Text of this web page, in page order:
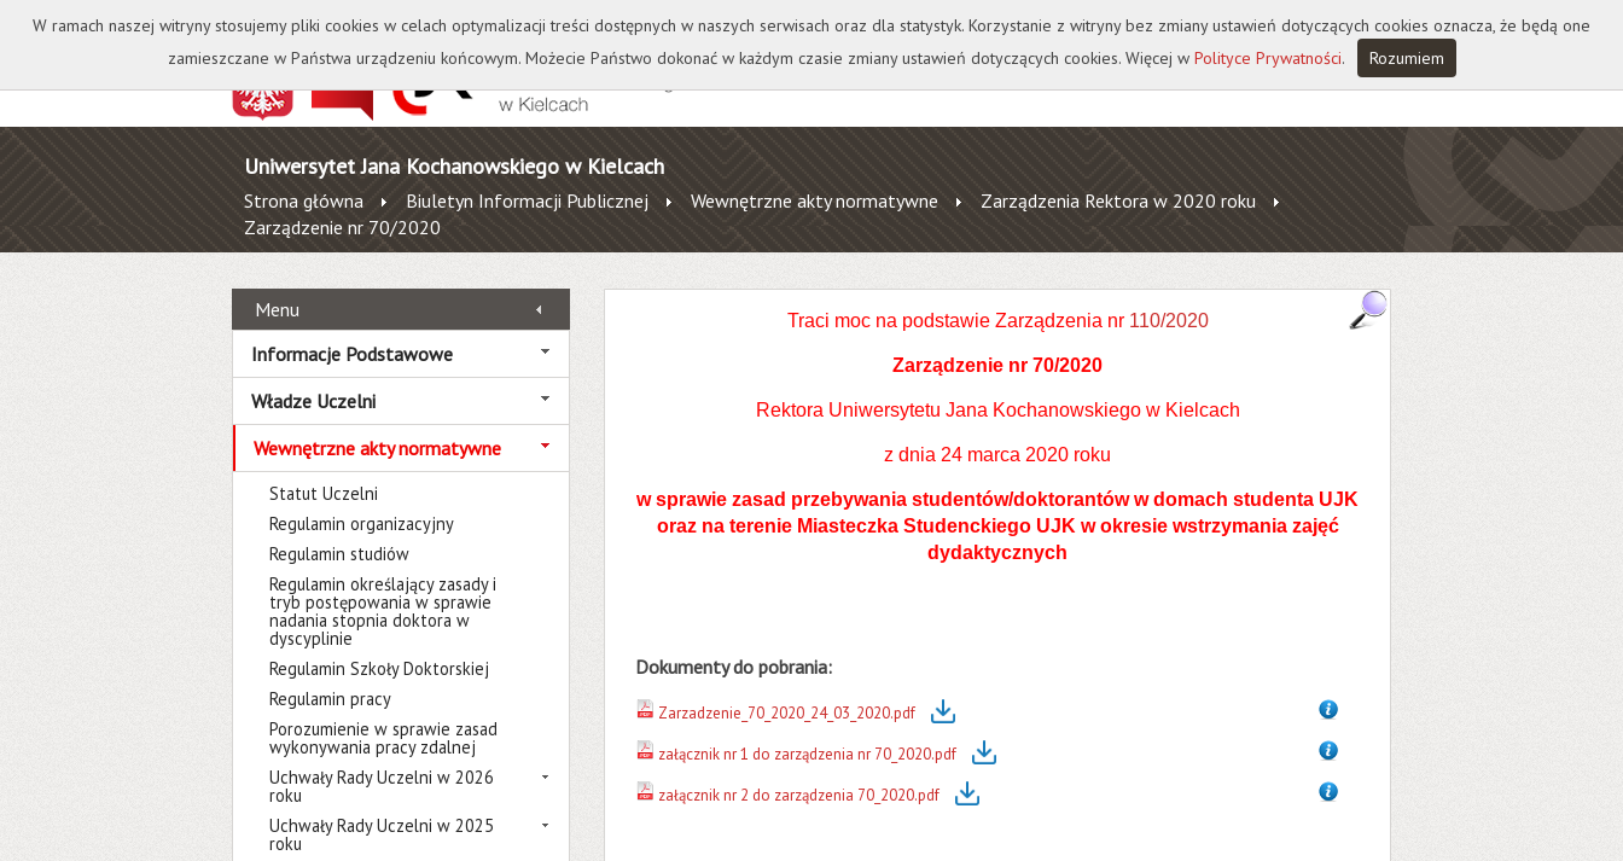
Kontakt Biblioteka Wydawnictwo Wirtualna Uczelnia A A A A
Uniwersytet Jana Kochanowskiego w Kielcach
Strona główna Biuletyn Informacji Publicznej Wewnętrzne akty normatywne
Zarządzenia Rektora w 2020 roku
Zarządzenie nr 70/2020
Menu
Informacje Podstawowe
Władze Uczelni
Wewnętrzne akty normatywne
Statut Uczelni
Regulamin organizacyjny
Regulamin studiów
Regulamin określający zasady i
tryb postępowania w sprawie
nadania stopnia doktora w
dyscyplinie
Regulamin Szkoły Doktorskiej
Regulamin pracy
Porozumienie w sprawie zasad
wykonywania pracy zdalnej
Uchwały Rady Uczelni w 2026
roku
Uchwały Rady Uczelni w 2025
roku
Traci moc na podstawie Zarządzenia nr110/2020
Zarządzenie nr 70/2020
Rektora Uniwersytetu Jana Kochanowskiego w Kielcach
z dnia 24 marca 2020 roku
w sprawie zasad przebywania studentów/doktorantów w domach studenta UJK
oraz na terenie Miasteczka Studenckiego UJK w okresie wstrzymania zajęć
dydaktycznych
Dokumenty do pobrania:
Zarzadzenie_70_2020_24_03_2020.pdf
załącznik nr 1 do zarządzenia nr 70_2020.pdf
załącznik nr 2 do zarządzenia 70_2020.pdf
W ramach naszej witryny stosujemy pliki cookies w celach optymalizacji treści dostępnych w naszych serwisach oraz dla statystyk. Korzystanie z witryny bez zmiany ustawień dotyczących cookies oznacza, że będą one
zamieszczane w Państwa urządzeniu końcowym. Możecie Państwo dokonać w każdym czasie zmiany ustawień dotyczących cookies. Więcej w Polityce Prywatności. Rozumiem